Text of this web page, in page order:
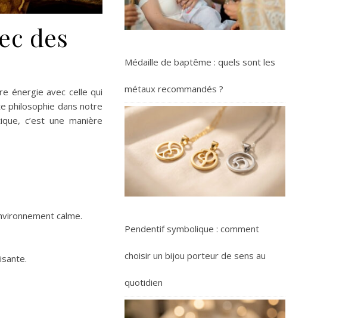
des
énergie avec celle qui
philosophie dans notre
c’est une manière
calme.
Médaille de baptême : quels sont les
métaux recommandés ?
Pendentif symbolique : comment
choisir un bijou porteur de sens au
quotidien